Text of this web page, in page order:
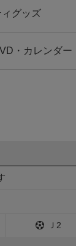
グッズ
・カレンダー
Ｊ2